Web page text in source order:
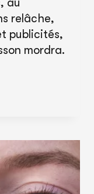
relâche,
publicités,
mordra.